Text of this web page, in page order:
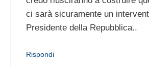
ci sarà sicuramente un
Presidente della Repubblica..
Rispondi